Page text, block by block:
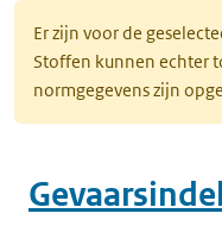
Er zijn voor de
Stoffen kunnen echter
normgegevens zijn